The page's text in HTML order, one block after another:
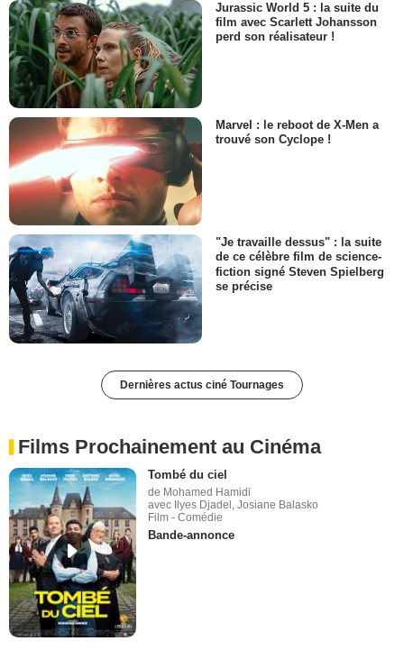
Jurassic World 5 : la suite du
film avec Scarlett Johansson
perd son réalisateur !
Marvel : le reboot de X-Men a
trouvé son Cyclope !
"Je travaille dessus" : la suite
de ce célèbre film de science-
fiction signé Steven Spielberg
se précise
Dernières actus ciné Tournages
Films Prochainement au Cinéma
Tombé du ciel
de Mohamed Hamidi
avec Ilyes Djadel, Josiane Balasko
Film - Comédie
Bande-annonce